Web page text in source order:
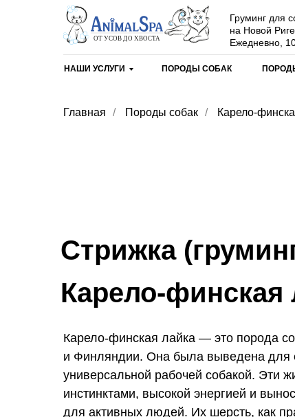
НАШИ УСЛУГИ ПОРОДЫ СОБАК
Груминг для
на Новой Риге
Ежедневно,
Главная / Породы собак / Карело-
Стрижка
Карело-финская
Карело-финская лайка — это порода
и Финляндии. Она была выведена для
универсальной рабочей собакой. Эти
инстинктами, высокой энергией и
для активных людей. Их шерсть, как